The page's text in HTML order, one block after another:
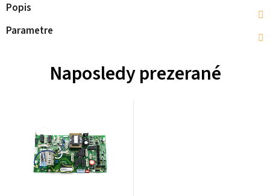
Popis
Parametre
Naposledy prezerané